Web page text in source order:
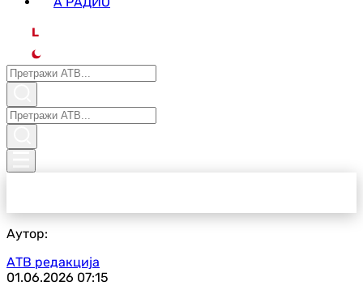
L
Аутор:
АТВ редакција
01.06.2026 07:15